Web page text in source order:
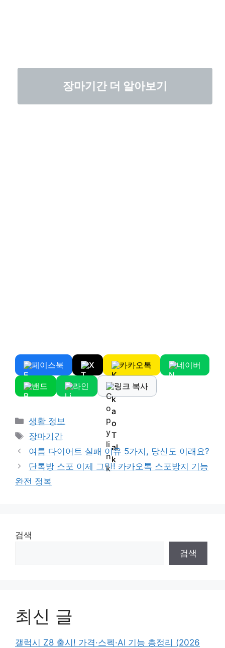
장마기간 더 알아보기
페이스북 X 카카오톡 네이버
밴드 라인 링크 복사
Categories
생활 정보
Tags
장마기간
여름 다이어트 실패 이유 5가지, 당신도 이래요?
단톡방 스포 이제 그만! 카카오톡 스포방지 기능
완전 정복
검색
검색
최신 글
갤럭시 Z8 출시! 가격·스펙·AI 기능 총정리 (2026